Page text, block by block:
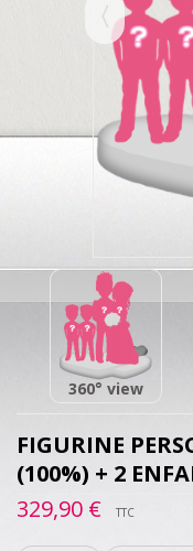
360° view
FIGURINE
(100%) + 2
329,90 €
TTC